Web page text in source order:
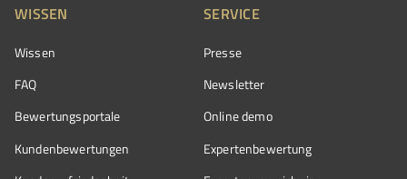
WISSEN
Wissen
FAQ
Bewertungsportale
Kundenbewertungen
SERVICE
Presse
Newsletter
Online demo
Expertenbewertung